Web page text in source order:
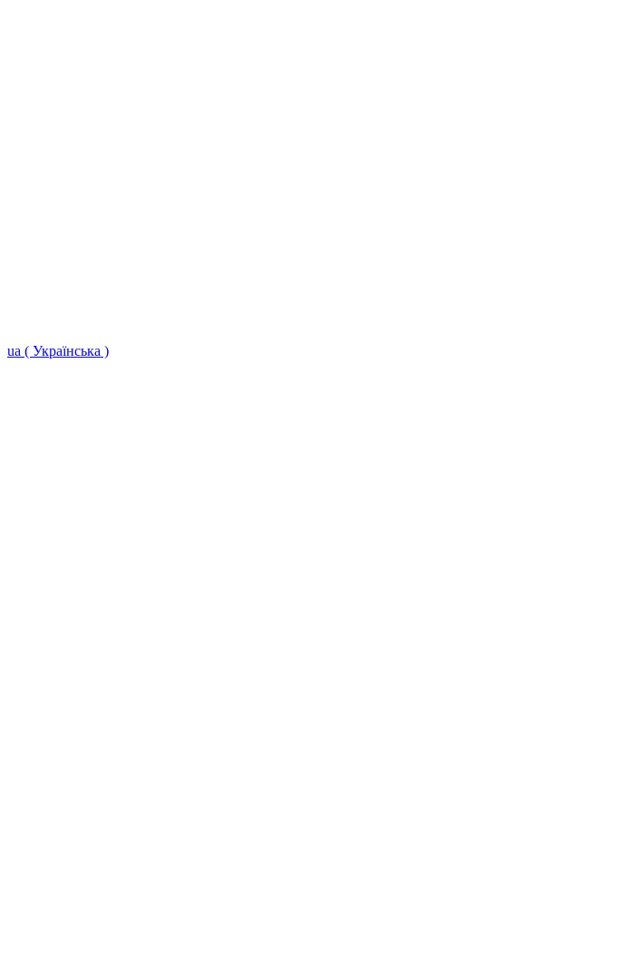
ua ( Українська )